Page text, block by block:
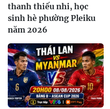
thanh thiếu nhi, học
sinh hè phường Pleiku
năm 2026